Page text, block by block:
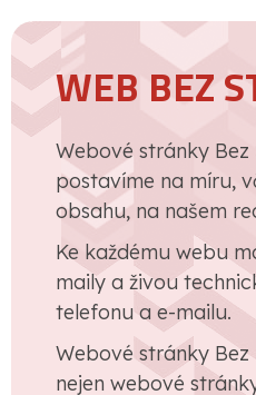
WEB BEZ
Webové stránky Bez
postavíme na míru,
obsahu, na našem
Ke každému webu
maily a živou
telefonu a e-mailu.
Webové stránky
nejen webové